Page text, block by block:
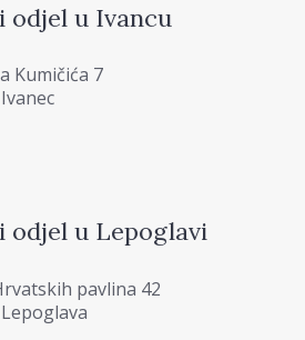
odjel u Ivancu
Kumičića 7
odjel u Lepoglavi
pavlina 42